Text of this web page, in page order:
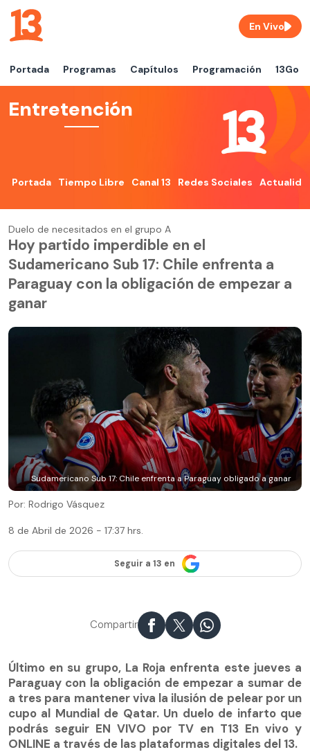
Portada Programas Capítulos Programación 13Go
En Vivo
Entretención
Portada Tiempo Libre Canal 13 Redes Sociales
Duelo de necesitados en el grupo A
Hoy partido imperdible en el
Sudamericano Sub 17: Chile enfrenta a
Paraguay con la obligación de empezar a
ganar
Sudamericano Sub 17: Chile enfrenta a Paraguay obligado a ganar
Por: Rodrigo Vásquez
8 de Abril de 2026 - 17:37 hrs.
Seguir a 13 en
Compartir
Último en su grupo, La Roja enfrenta este jueves a
Paraguay con la obligación de empezar a sumar de
a tres para mantener viva la ilusión de pelear por un
cupo al Mundial de Qatar. Un duelo de infarto que
podrás seguir EN VIVO por TV en T13 En vivo y
ONLINE a través de las plataformas digitales del 13.